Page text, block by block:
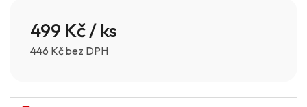
499 Kč/ ks
446 Kč bez DPH